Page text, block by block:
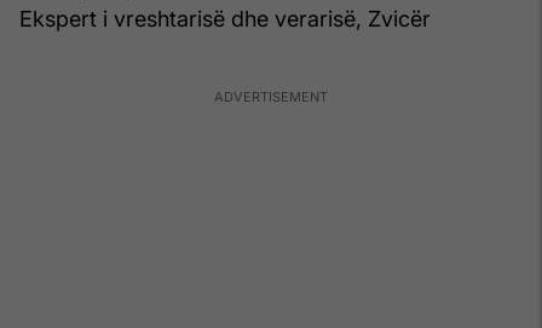
Ekspert i vreshtarisë dhe verarisë, Zvicër